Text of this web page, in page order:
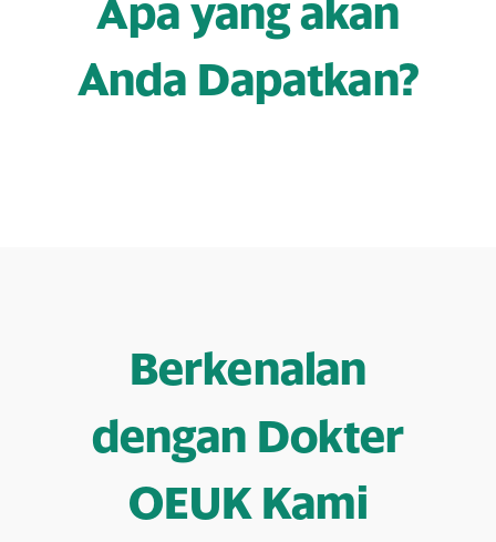
Apa yang akan
Anda Dapatkan?
Berkenalan
dengan Dokter
OEUK Kami